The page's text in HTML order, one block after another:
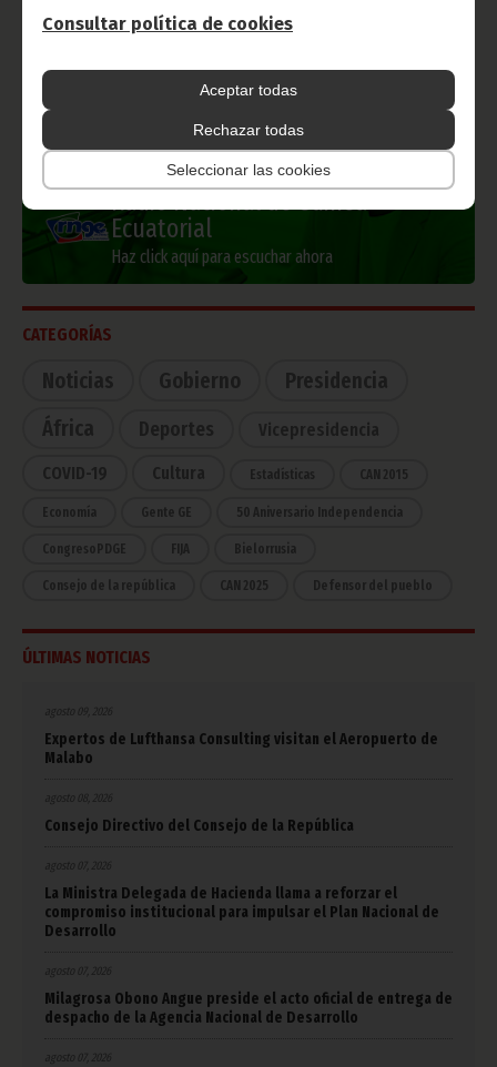
Consultar política de cookies
Aceptar todas
Rechazar todas
Seleccionar las cookies
Radio Nacional de Guinea
Ecuatorial
Haz click aquí para escuchar ahora
CATEGORÍAS
Noticias Gobierno
Presidencia
África
Deportes Vicepresidencia
COVID-19 Cultura Estadísticas CAN 2015
Economía Gente GE 50 Aniversario Independencia
CongresoPDGE FIJA Bielorrusia
Consejo de la república CAN 2025 Defensor del pueblo
ÚLTIMAS NOTICIAS
agosto 09, 2026
Expertos de Lufthansa Consulting visitan el Aeropuerto de
Malabo
Consejo Directivo del Consejo de la República
agosto 07, 2026
La Ministra Delegada de Hacienda llama a reforzar el
compromiso institucional para impulsar el Plan Nacional de
Desarrollo
agosto 07, 2026
Milagrosa Obono Angue preside el acto oficial de entrega de
despacho de la Agencia Nacional de Desarrollo
agosto 07, 2026